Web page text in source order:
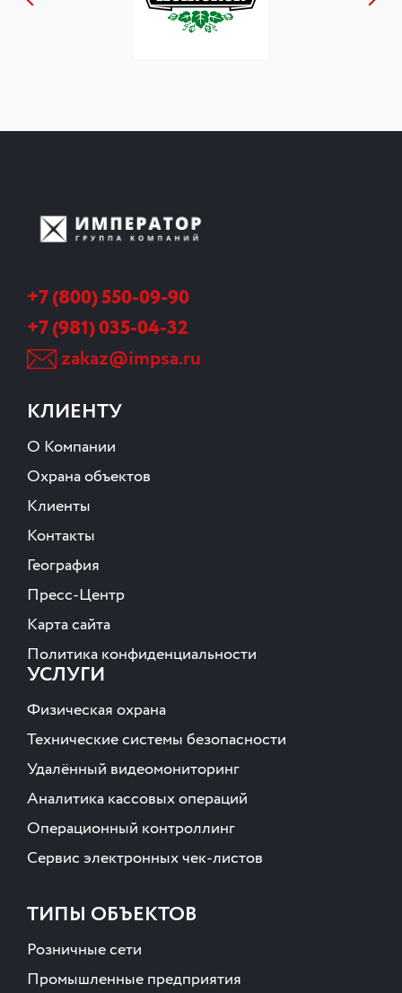
+7 (800) 550-09-90
+7 (981) 035-04-32
zakaz@impsa.ru
КЛИЕНТУ
О Компании
Охрана объектов
Клиенты
Контакты
География
Пресс-Центр
Карта сайта
Политика конфиденциальности
УСЛУГИ
Физическая охрана
Технические системы безопасности
Удалённый видеомониторинг
Аналитика кассовых операций
Операционный контроллинг
Сервис электронных чек-листов
ТИПЫ ОБЪЕКТОВ
Розничные сети
Промышленные предприятия